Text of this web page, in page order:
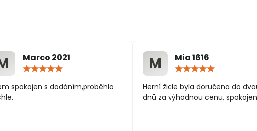
Marco 2021
/
5
spokojen s dodáním,proběhlo
M
Mia 1616
/
5
Herní židle byla doručena do
dnů za výhodnou cenu,